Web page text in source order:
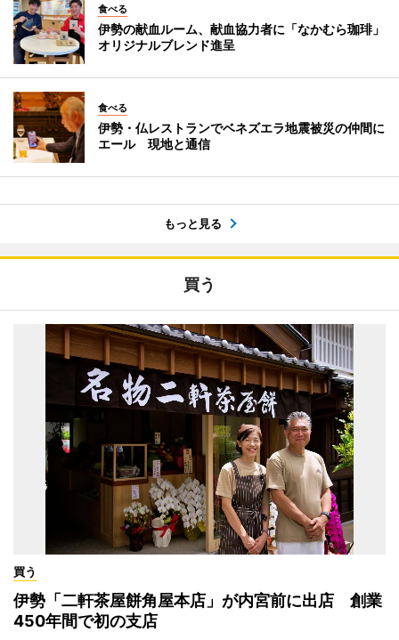
食べる
伊勢の献血ルーム、献血協力者に「なかむら珈琲」
オリジナルブレンド進呈
食べる
伊勢・仏レストランでベネズエラ地震被災の仲間に
エール 現地と通信
もっと見る
買う
買う
伊勢「二軒茶屋餅角屋本店」が内宮前に出店 創業
450年間で初の支店